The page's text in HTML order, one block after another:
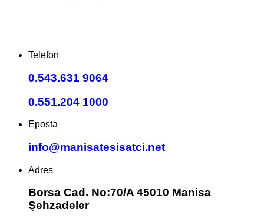
Telefon
0.543.631 9064
0.551.204 1000
Eposta
info@manisatesisatci.net
Adres
Borsa Cad. No:70/A 45010 Manisa
Şehzadeler